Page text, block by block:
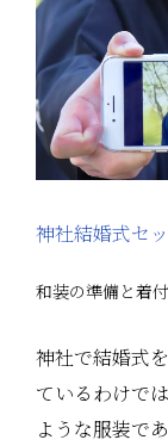
神社結婚式セ
和装の準備と着
神社で結婚式
ているわけで
ような服装で